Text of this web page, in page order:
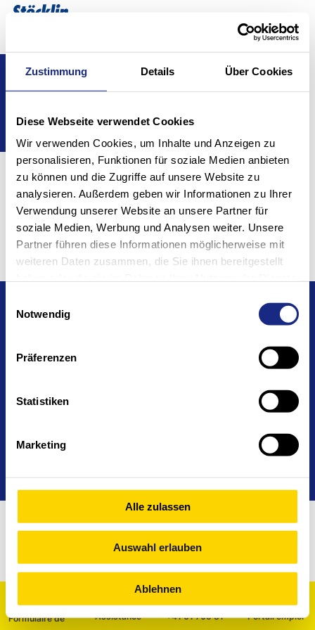
Zustimmung Details Über Cookies
Diese Webseite verwendet Cookies
Wir verwenden Cookies, um Inhalte und Anzeigen zu
personalisieren, Funktionen für soziale Medien anbieten
zu können und die Zugriffe auf unsere Website zu
analysieren. Außerdem geben wir Informationen zu Ihrer
Verwendung unserer Website an unsere Partner für
soziale Medien, Werbung und Analysen weiter. Unsere
Partner führen diese Informationen möglicherweise mit
weiteren Daten zusammen, die Sie ihnen bereitgestellt
Notwendig
Präferenzen
Statistiken
Marketing
Alle zulassen
Auswahl erlauben
Ablehnen
Don't show this message again
Formulaire de Assistance +41 61 705 81 Portail emploi
Home Services
Solutions
Material Handling
Siège social et succursales
Mentions légales